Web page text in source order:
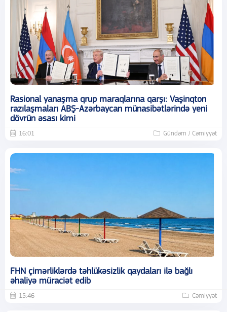
Rasional yanaşma qrup maraqlarına qarşı: Vaşinqton
razılaşmaları ABŞ-Azərbaycan münasibətlərində yeni
dövrün əsası kimi
16:01 Gündəm / Cəmiyyət
FHN çimərliklərdə təhlükəsizlik qaydaları ilə bağlı
əhaliyə müraciət edib
15:46 Cəmiyyət